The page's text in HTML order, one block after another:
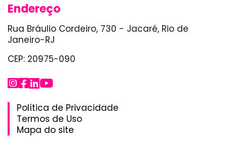
Endereço
Rua Bráulio Cordeiro, 730 - Jacaré, Rio de
Janeiro-RJ
CEP: 20975-090
Política de Privacidade
Termos de Uso
Mapa do site